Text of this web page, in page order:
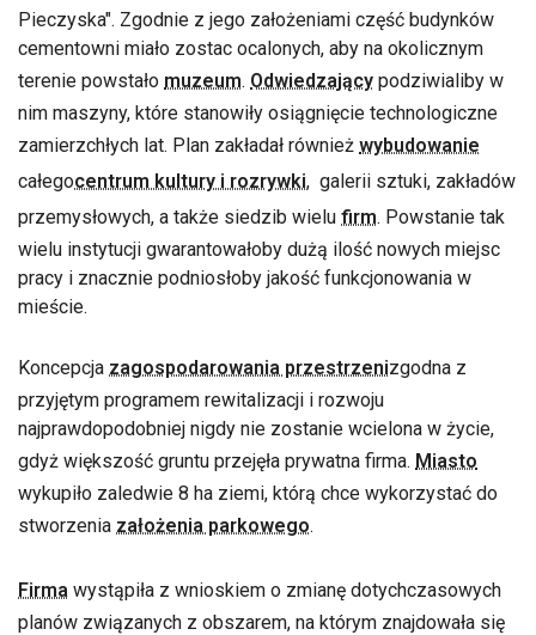
Pieczyska". Zgodnie z jego założeniami część budynków
cementowni miało zostac ocalonych, aby na okolicznym
terenie powstało muzeum. Odwiedzający podziwialiby w
nim maszyny, które stanowiły osiągnięcie technologiczne
zamierzchłych lat. Plan zakładał również wybudowanie
całegocentrum kultury i rozrywki, galerii sztuki, zakładów
przemysłowych, a także siedzib wielu firm. Powstanie tak
wielu instytucji gwarantowałoby dużą ilość nowych miejsc
pracy i znacznie podniosłoby jakość funkcjonowania w
mieście.
Koncepcja zagospodarowania przestrzenizgodna z
przyjętym programem rewitalizacji i rozwoju
najprawdopodobniej nigdy nie zostanie wcielona w życie,
gdyż większość gruntu przejęła prywatna firma. Miasto
wykupiło zaledwie 8 ha ziemi, którą chce wykorzystać do
stworzenia założenia parkowego.
Firma wystąpiła z wnioskiem o zmianę dotychczasowych
planów związanych z obszarem, na którym znajdowała się